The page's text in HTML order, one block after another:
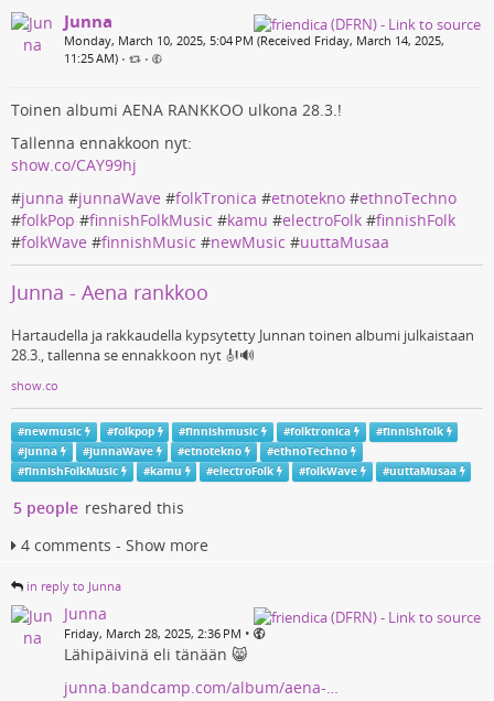
Junna
Monday, March 10, 2025, 5:04 PM (Received Friday, March 14, 2025,
11:25 AM) • •
Toinen albumi AENA RANKKOO ulkona 28.3.!
Tallenna ennakkoon nyt:
show.co/CAY99hj
#junna #junnaWave #folkTronica #etnotekno #ethnoTechno
#folkPop #finnishFolkMusic #kamu #electroFolk #finnishFolk
#folkWave #finnishMusic #newMusic #uuttaMusaa
Junna - Aena rankkoo
Hartaudella ja rakkaudella kypsytetty Junnan toinen albumi julkaistaan
28.3., tallenna se ennakkoon nyt 🎻🔊
show.co
#newmusic #folkpop #finnishmusic #folktronica #finnishfolk
#junna #junnaWave #etnotekno #ethnoTechno
#finnishFolkMusic #kamu #electroFolk #folkWave #uuttaMusaa
5 people reshared this
4 comments - Show more
in reply to Junna
Junna
Friday, March 28, 2025, 2:36 PM •
Lähipäivinä eli tänään 😸
junna.bandcamp.com/album/aena-…